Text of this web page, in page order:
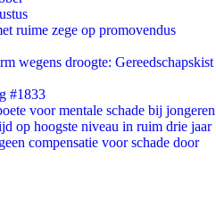
ruime zege op promovendus
wegens droogte: Gereedschapskist
#1833
voor mentale schade bij jongeren
op hoogste niveau in ruim drie jaar
compensatie voor schade door